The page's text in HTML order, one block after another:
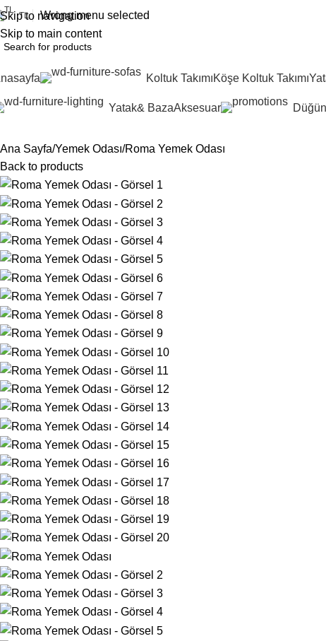
Skip to navigation
Skip to main content
TL Wrong menu selected
Koltuk TakımıKöşe Koltuk Takımı
Yatak& BazaAksesuar
Ana Sayfa Yemek Odası Roma Yemek Odası
Back to products